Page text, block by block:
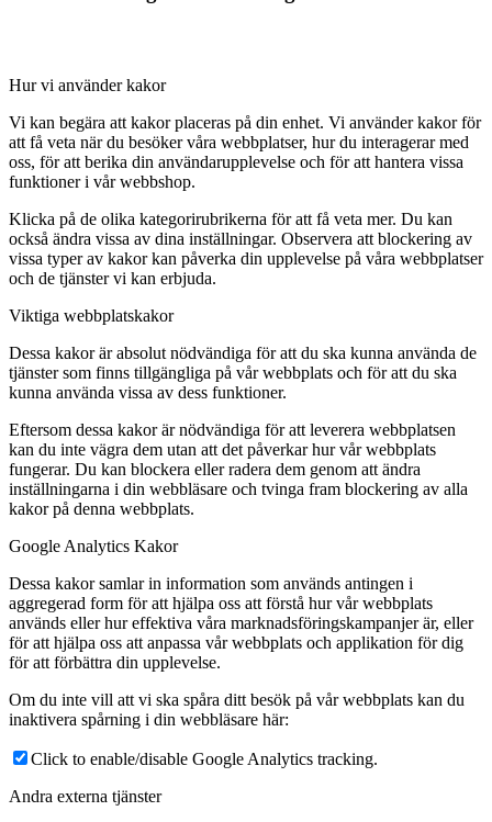
Hur vi använder kakor
Vi kan begära att kakor placeras på din enhet. Vi använder kakor för
att få veta när du besöker våra webbplatser, hur du interagerar med
oss, för att berika din användarupplevelse och för att hantera vissa
funktioner i vår webbshop.
Klicka på de olika kategorirubrikerna för att få veta mer. Du kan
också ändra vissa av dina inställningar. Observera att blockering av
vissa typer av kakor kan påverka din upplevelse på våra webbplatser
och de tjänster vi kan erbjuda.
Viktiga webbplatskakor
Dessa kakor är absolut nödvändiga för att du ska kunna använda de
tjänster som finns tillgängliga på vår webbplats och för att du ska
kunna använda vissa av dess funktioner.
Eftersom dessa kakor är nödvändiga för att leverera webbplatsen
kan du inte vägra dem utan att det påverkar hur vår webbplats
fungerar. Du kan blockera eller radera dem genom att ändra
inställningarna i din webbläsare och tvinga fram blockering av alla
kakor på denna webbplats.
Google Analytics Kakor
Dessa kakor samlar in information som används antingen i
aggregerad form för att hjälpa oss att förstå hur vår webbplats
används eller hur effektiva våra marknadsföringskampanjer är, eller
för att hjälpa oss att anpassa vår webbplats och applikation för dig
för att förbättra din upplevelse.
Om du inte vill att vi ska spåra ditt besök på vår webbplats kan du
inaktivera spårning i din webbläsare här:
Click to enable/disable Google Analytics tracking.
Andra externa tjänster